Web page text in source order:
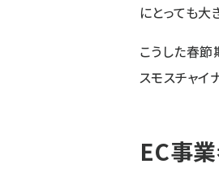
にとっても大
こうした春節
スモスチャイ
EC事